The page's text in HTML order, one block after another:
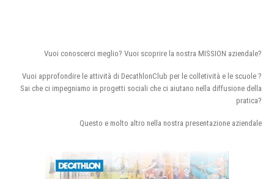
Vuoi conoscerci meglio? Vuoi scoprire la nostra MISSION aziendale?
Vuoi approfondire le attività di DecathlonClub per le colletività e le scuole ?
Sai che ci impegniamo in progetti sociali che ci aiutano nella diffusione della
pratica?
Questo e molto altro nella nostra presentazione aziendale